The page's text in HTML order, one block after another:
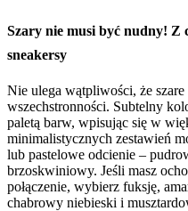
Szary nie musi być nudny! Z
sneakersy
Nie ulega wątpliwości, że
wszechstronności. Subtelny
paletą barw, wpisując się w
minimalistycznych zestawień
lub pastelowe odcienie –
brzoskwiniowy. Jeśli masz
połączenie, wybierz fuksję,
chabrowy niebieski i